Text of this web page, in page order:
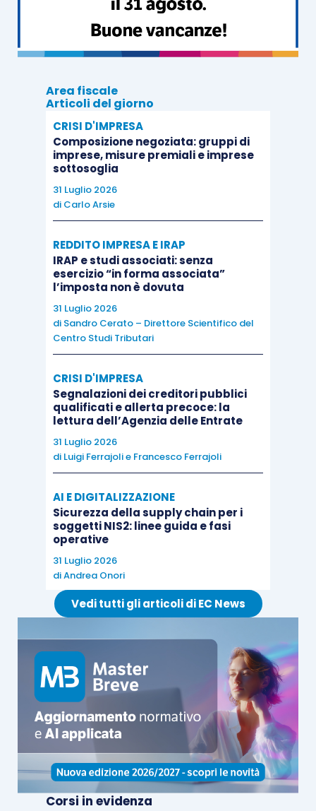
In particolare, il comma 1 dell’articolo 22 del
D.P.R. 633/1972prevede che l’emissione della
fatturanon è obbligatoria, a meno che non sia
effettuazione dell’operazione
Esoneri dall’obbligo di emissione della
fattura
Cessioni di beni effettuate da
commercianti al minuto e artigiani
Prestazioni di servizi resi da
esercenti alberghi, pubblici esercizi
Prestazioni di trasporto di persone
nonché di veicoli e bagagli al seguito
Prestazioni di servizi rese da
artigiani in locali aperti al pubblico o
presso clienti
Prestazioni di custodia e
amministrazione di titoli e altri
servizi resi da aziende o istituti di
credito e da società finanziarie o
fiduciarie
Alcune operazioni esenti
7
escursioni, visite della città, giri
turistici ed eventi similari, effettuata
dalle agenzie di viaggi e turismo
Servizi di e-commerce
Area fiscale
Articoli del giorno
CRISI D'IMPRESA
Composizione negoziata: gruppi di
imprese, misure premiali e imprese
sottosoglia
31 Luglio 2026
di Carlo Arsie
REDDITO IMPRESA E IRAP
IRAP e studi associati: senza
esercizio “in forma associata”
l’imposta non è dovuta
31 Luglio 2026
di Sandro Cerato – Direttore Scientifico del
Centro Studi Tributari
CRISI D'IMPRESA
Segnalazioni dei creditori pubblici
qualificati e allerta precoce: la
lettura dell’Agenzia delle Entrate
31 Luglio 2026
di Luigi Ferrajolie Francesco Ferrajoli
AI E DIGITALIZZAZIONE
Sicurezza della supply chain per i
soggetti NIS2: linee guida e fasi
operative
31 Luglio 2026
diAndrea Onori
Vedi tutti gli articoli di EC News
Corsi in evidenza